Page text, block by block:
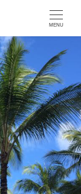
MENU